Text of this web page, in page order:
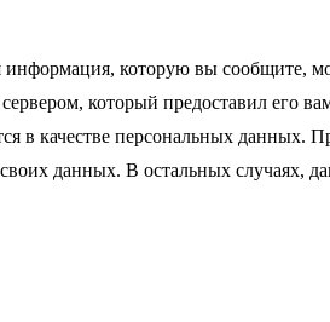
которую вы сообщите,
который предоставил его
в качестве персональных данных.
данных. В остальных случаях,